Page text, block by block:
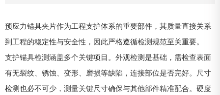
预应力锚具夹片作为工程支护体系的重要部件，其质量直接关系
到工程的稳定性与安全性，因此严格遵循检测规范至关重要。
支护锚具检测涵盖多个关键项目。外观检测是基础，需检查表面
有无裂纹、锈蚀、变形、磨损等缺陷，连接部位是否完好。尺寸
检测也必不可少，测量关键尺寸确保与其他部件精准配合。硬度